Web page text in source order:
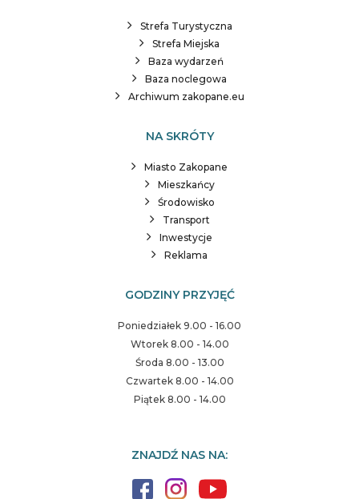
Strefa Turystyczna
Strefa Miejska
Baza wydarzeń
Baza noclegowa
Archiwum zakopane.eu
NA SKRÓTY
Miasto Zakopane
Mieszkańcy
Środowisko
Transport
Inwestycje
Reklama
GODZINY PRZYJĘĆ
Poniedziałek 9.00 - 16.00
Wtorek 8.00 - 14.00
Środa 8.00 - 13.00
Czwartek 8.00 - 14.00
Piątek 8.00 - 14.00
ZNAJDŹ NAS NA: